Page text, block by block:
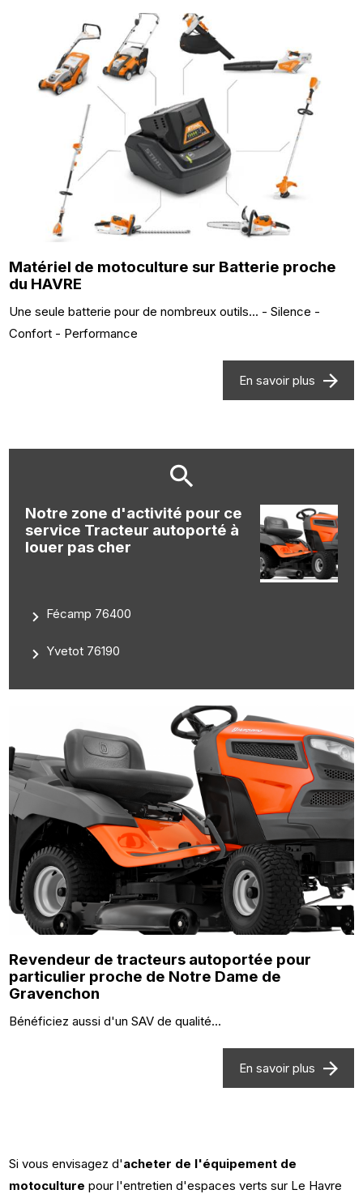
Matériel de motoculture sur Batterie proche
du HAVRE
Une seule batterie pour de nombreux outils... - Silence -
Confort - Performance
En savoir plus
Notre zone d'activité pour ce
service Tracteur autoporté à
louer pas cher
Fécamp 76400
Yvetot 76190
Revendeur de tracteurs autoportée pour
particulier proche de Notre Dame de
Gravenchon
Bénéficiez aussi d'un SAV de qualité...
En savoir plus
Si vous envisagez d'acheter de l'équipement de
motoculture pour l'entretien d'espaces verts sur Le Havre